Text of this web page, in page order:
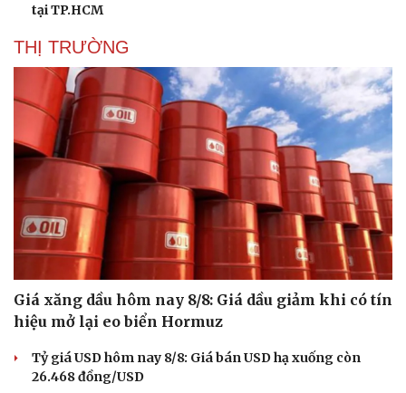
tại TP.HCM
THỊ TRƯỜNG
Giá xăng dầu hôm nay 8/8: Giá dầu giảm khi có tín
hiệu mở lại eo biển Hormuz
Tỷ giá USD hôm nay 8/8: Giá bán USD hạ xuống còn
26.468 đồng/USD